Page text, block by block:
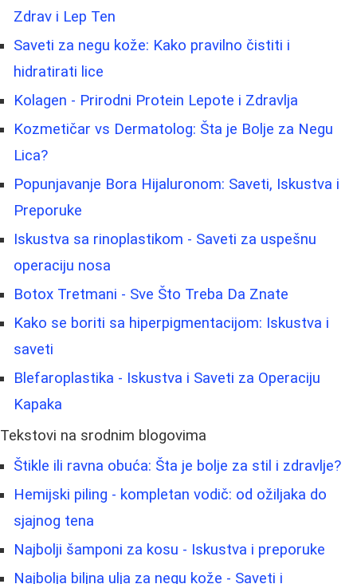
Zdrav i Lep Ten
Saveti za negu kože: Kako pravilno čistiti i
hidratirati lice
Kolagen - Prirodni Protein Lepote i Zdravlja
Kozmetičar vs Dermatolog: Šta je Bolje za Negu
Lica?
Popunjavanje Bora Hijaluronom: Saveti, Iskustva i
Preporuke
Iskustva sa rinoplastikom - Saveti za uspešnu
operaciju nosa
Botox Tretmani - Sve Što Treba Da Znate
Kako se boriti sa hiperpigmentacijom: Iskustva i
saveti
Blefaroplastika - Iskustva i Saveti za Operaciju
Kapaka
Tekstovi na srodnim blogovima
Štikle ili ravna obuća: Šta je bolje za stil i zdravlje?
Hemijski piling - kompletan vodič: od ožiljaka do
sjajnog tena
Najbolji šamponi za kosu - Iskustva i preporuke
Najbolja biljna ulja za negu kože - Saveti i